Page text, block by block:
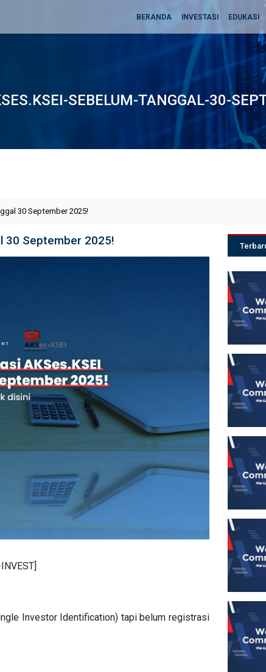
BERANDA INVESTASI EDUKASI
SEBELUM-TANGGAL-30-
30 September 2025!
30 September 2025!
Investor Identification) tapi belum registrasi